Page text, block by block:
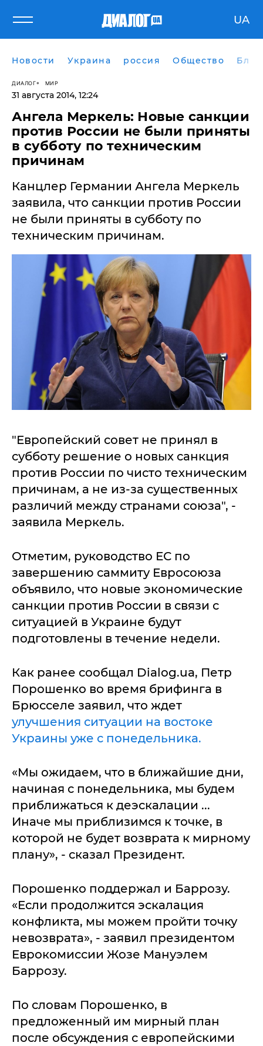
UA
Новости Украина россия Общество
ДИАЛОГ МИР
31 августа 2014, 12:24
Ангела Меркель: Новые санкции
против России не были приняты
в субботу по техническим
причинам
Канцлер Германии Ангела Меркель
заявила, что санкции против России
не были приняты в субботу по
техническим причинам.
"Европейский совет не принял в
субботу решение о новых санкция
против России по чисто техническим
причинам, а не из-за существенных
различий между странами союза", -
заявила Меркель.
Отметим, руководство ЕС по
завершению саммиту Евросоюза
объявило, что новые экономические
санкции против России в связи с
ситуацией в Украине будут
подготовлены в течение недели.
Как ранее сообщал Dialog.ua, Петр
Порошенко во время брифинга в
Брюсселе заявил, что ждет
улучшения ситуации на востоке
Украины уже с понедельника.
«Мы ожидаем, что в ближайшие дни,
начиная с понедельника, мы будем
приближаться к деэскалации ...
Иначе мы приблизимся к точке, в
которой не будет возврата к мирному
плану», - сказал Президент.
Порошенко поддержал и Баррозу.
«Если продолжится эскалация
конфликта, мы можем пройти точку
невозврата», - заявил президентом
Еврокомиссии Жозе Мануэлем
Баррозу.
По словам Порошенко, в
предложенный им мирный план
после обсуждения с европейскими